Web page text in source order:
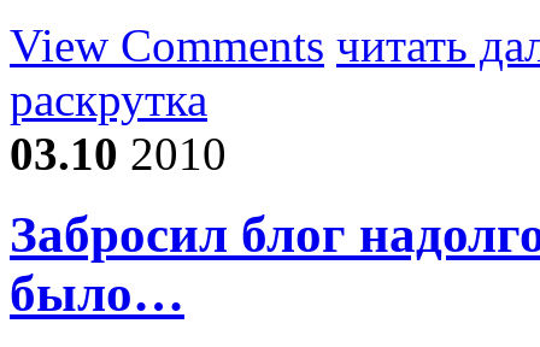
View Comments читать
раскрутка
03.10 2010
Забросил блог
было…